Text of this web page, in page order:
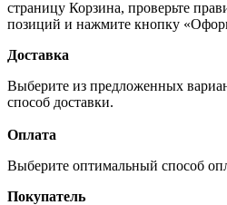
страницу Корзина, проверьте
позиций и нажмите кнопку
Доставка
Выберите из предложенных
способ доставки.
Оплата
Выберите оптимальный способ
Покупатель